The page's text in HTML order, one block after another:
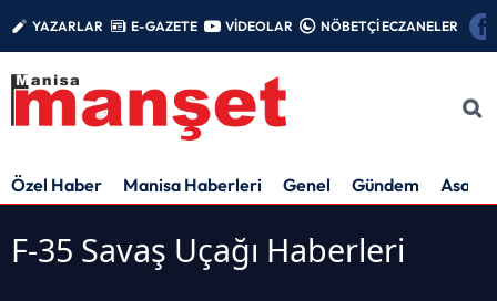
YAZARLAR E-GAZETE VİDEOLAR NÖBETÇİ ECZANELER
Özel Haber Manisa Haberleri Genel Gündem Asayiş
F-35 Savaş Uçağı Haberleri